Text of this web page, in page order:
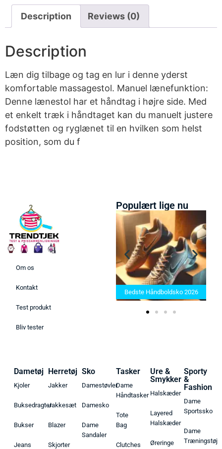
Description Reviews (0)
Description
Læn dig tilbage og tag en lur i denne yderst
komfortable massagestol. Manuel lænefunktion:
Denne lænestol har et håndtag i højre side. Med
et enkelt træk i håndtaget kan du manuelt justere
fodstøtten og ryglænet til en hvilken som helst
position, som du f
Om os
Kontakt
Test produkt
Bliv tester
Populært lige nu
Bedste Saunatæppe 2025 –
Find de bedste produkter her!
Bedste Håndboldsko 2026
Dametøj
Kjoler
Buksedragter
Bukser
Jeans
Herretøj
Jakker
Jakkesæt
Blazer
Skjorter
Sko
Damestøvler
Damesko
Dame
Sandaler
Tasker
Dame
Håndtasker
Tote
Bag
Clutches
Ure &
Smykker
Halskæder
Layered
Halskæder
Øreringe
Sporty
&
Fashion
Dame
Sportssko
Dame
Træningstøj